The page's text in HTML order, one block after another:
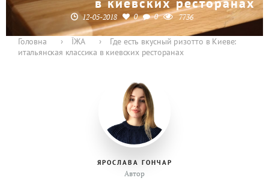
12-05-2018 0 0 7736
Головна › ЇЖА ›
Где есть вкусный ризотто в Киеве:
итальянская классика в киевских ресторанах
ЯРОСЛАВА ГОНЧАР
Автор